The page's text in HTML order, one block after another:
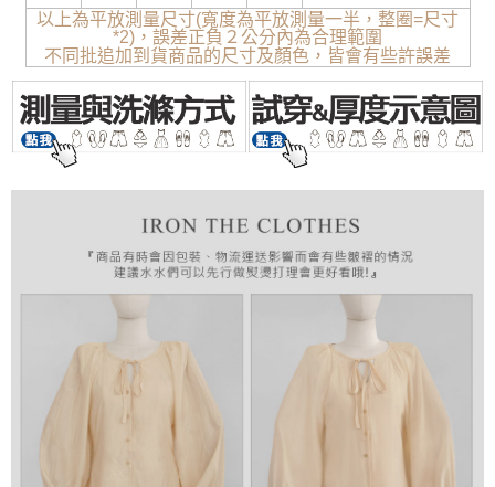
以上為平放測量尺寸(寬度為平放測量一半，整圈=尺寸
*2)，誤差正負２公分內為合理範圍
不同批追加到貨商品的尺寸及顏色，皆會有些許誤差